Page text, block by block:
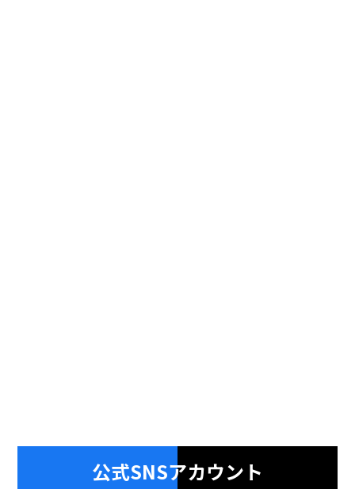
公式SNSアカウント